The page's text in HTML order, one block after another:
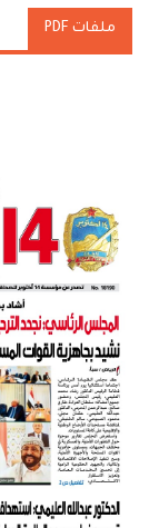
ملفات PDF